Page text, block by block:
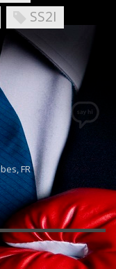
SS2I
FR